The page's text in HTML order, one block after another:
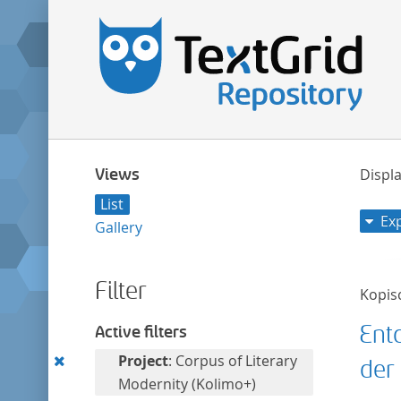
Views
List
Gallery
Filter
Active filters
RemoveProject: Corpus of Literary
Modernity (Kolimo+)
der